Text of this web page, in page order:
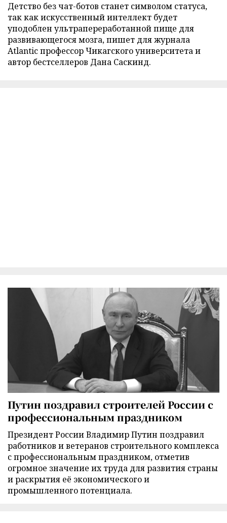
Детство без чат-ботов станет символом статуса,
так как искусственный интеллект будет
уподоблен ультрапереработанной пище для
развивающегося мозга, пишет для журнала
Atlantic профессор Чикагского университета и
автор бестселлеров Дана Саскинд.
Путин поздравил строителей России с
профессиональным праздником
Президент России Владимир Путин поздравил
работников и ветеранов строительного комплекса
с профессиональным праздником, отметив
огромное значение их труда для развития страны
и раскрытия её экономического и
промышленного потенциала.